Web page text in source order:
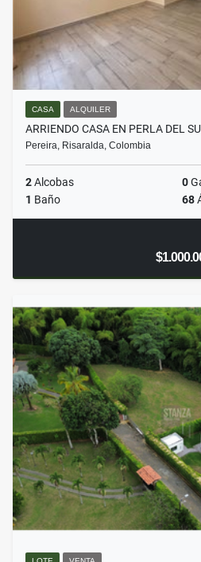
CASA ALQUILER
ARRIENDO CASA EN PERLA DEL
Pereira, Risaralda, Colombia
2Alcobas 0
1 Baño 68